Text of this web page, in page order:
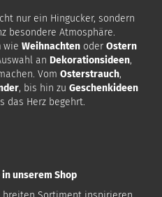
nur ein Hingucker, sondern
besondere Atmosphäre.
wie Weihnachten oder Ostern
an Dekorationsideen,
Vom Osterstrauch,
, bis hin zu Geschenkideen
das Herz begehrt.
unserem Shop